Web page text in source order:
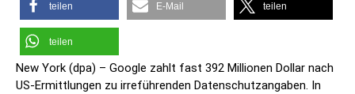
teilen E-Mail teilen
teilen
New York (dpa) – Google zahlt fast 392 Millionen Dollar nach
US-Ermittlungen zu irreführenden Datenschutzangaben. In